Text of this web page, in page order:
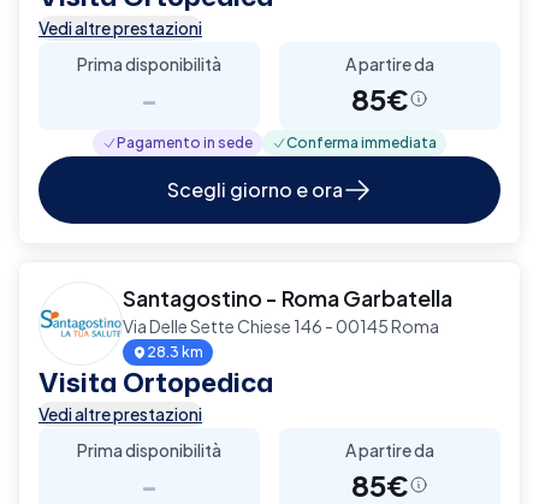
Vedi altre prestazioni
Prima disponibilità
-
A partire da
85€
Pagamento in sede Conferma immediata
Scegli giorno e ora
Santagostino - Roma Garbatella
Via Delle Sette Chiese 146 - 00145 Roma
28.3 km
Visita Ortopedica
Vedi altre prestazioni
Prima disponibilità
-
A partire da
85€